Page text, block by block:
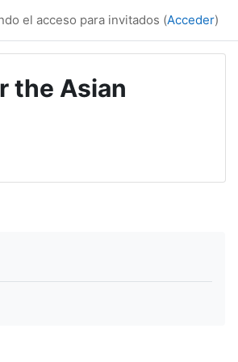
el acceso para invitados (Acceder)
the Asian